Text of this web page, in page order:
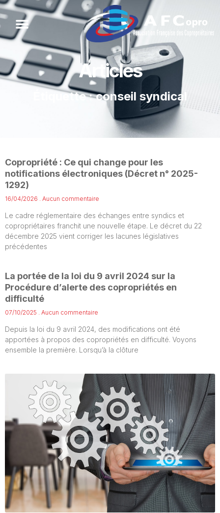
Articles
Étiquette : conseil syndical
Copropriété : Ce qui change pour les
notifications électroniques (Décret n° 2025-
1292)
16/04/2026 Aucun commentaire
Le cadre réglementaire des échanges entre syndics et
copropriétaires franchit une nouvelle étape. Le décret du 22
décembre 2025 vient corriger les lacunes législatives
précédentes
La portée de la loi du 9 avril 2024 sur la
Procédure d’alerte des copropriétés en
difficulté
07/10/2025 Aucun commentaire
Depuis la loi du 9 avril 2024, des modifications ont été
apportées à propos des copropriétés en difficulté. Voyons
ensemble la première. Lorsqu’à la clôture